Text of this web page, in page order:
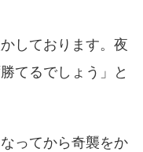
しております。夜
てるでしょう」と
ってから奇襲をか